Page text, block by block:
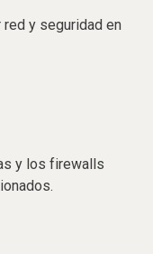
y seguridad en
y los firewalls